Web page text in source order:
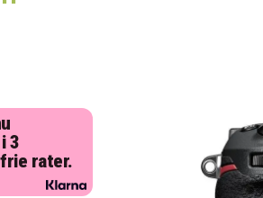
3
rater.